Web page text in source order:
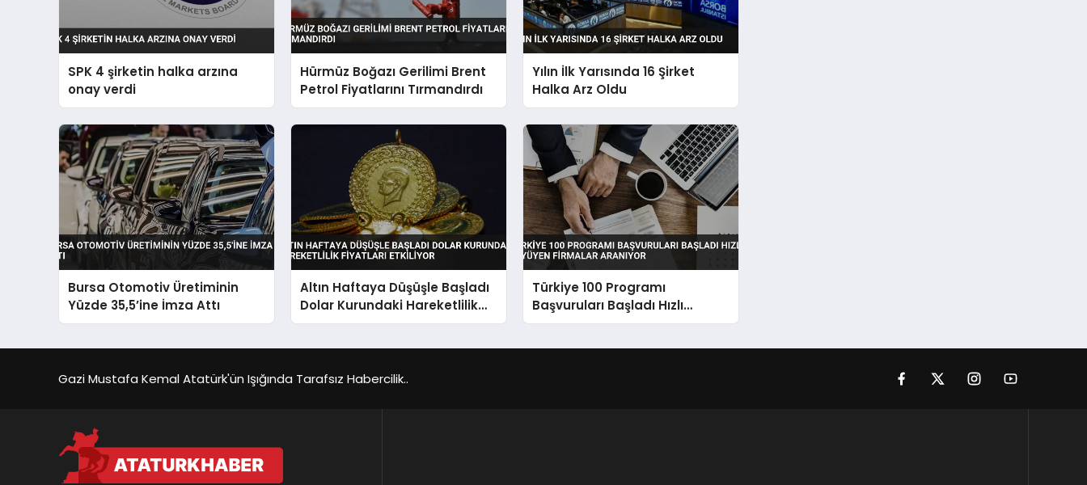
SPK 4 şirketin halka arzına
onay verdi
Hürmüz Boğazı Gerilimi Brent
Petrol Fiyatlarını Tırmandırdı
Yılın İlk Yarısında 16 Şirket
Halka Arz Oldu
Bursa Otomotiv Üretiminin
Yüzde 35,5’ine İmza Attı
Altın Haftaya Düşüşle Başladı
Dolar Kurundaki Hareketlilik
Fiyatları Etkiliyor
Türkiye 100 Programı
Başvuruları Başladı Hızlı
Büyüyen Firmalar Aranıyor
Gazi Mustafa Kemal Atatürk'ün Işığında Tarafsız Habercilik..